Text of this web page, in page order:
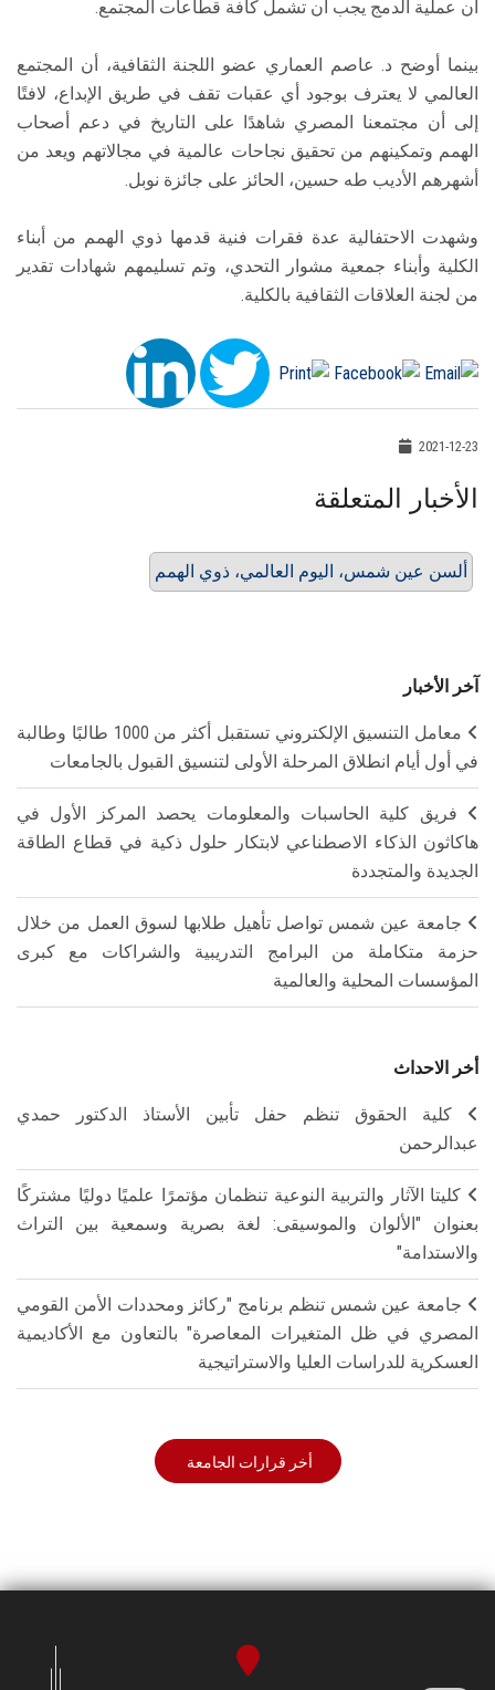
أن عملية الدمج يجب أن تشمل كافة قطاعات المجتمع.
بينما أوضح د. عاصم العماري عضو اللجنة الثقافية، أن المجتمع
العالمي لا يعترف بوجود أي عقبات تقف في طريق الإبداع، لافتًا
إلى أن مجتمعنا المصري شاهدًا على التاريخ في دعم أصحاب
الهمم وتمكينهم من تحقيق نجاحات عالمية في مجالاتهم ويعد من
أشهرهم الأديب طه حسين، الحائز على جائزة نوبل.
وشهدت الاحتفالية عدة فقرات فنية قدمها ذوي الهمم من أبناء
الكلية وأبناء جمعية مشوار التحدي، وتم تسليمهم شهادات تقدير
من لجنة العلاقات الثقافية بالكلية.
2021-12-23
الأخبار المتعلقة
ألسن عين شمس، اليوم العالمي، ذوي الهمم
آخر الأخبار
معامل التنسيق الإلكتروني تستقبل أكثر من 1000 طالبًا وطالبة
في أول أيام انطلاق المرحلة الأولى لتنسيق القبول بالجامعات
فريق كلية الحاسبات والمعلومات يحصد المركز الأول في
هاكاثون الذكاء الاصطناعي لابتكار حلول ذكية في قطاع الطاقة
الجديدة والمتجددة
جامعة عين شمس تواصل تأهيل طلابها لسوق العمل من خلال
حزمة متكاملة من البرامج التدريبية والشراكات مع كبرى
المؤسسات المحلية والعالمية
أخر الاحداث
كلية الحقوق تنظم حفل تأبين الأستاذ الدكتور حمدي
عبدالرحمن
كليتا الآثار والتربية النوعية تنظمان مؤتمرًا علميًا دوليًا مشتركًا
بعنوان "الألوان والموسيقى: لغة بصرية وسمعية بين التراث
والاستدامة"
جامعة عين شمس تنظم برنامج "ركائز ومحددات الأمن القومي
المصري في ظل المتغيرات المعاصرة" بالتعاون مع الأكاديمية
العسكرية للدراسات العليا والاستراتيجية
أخر قرارات الجامعة